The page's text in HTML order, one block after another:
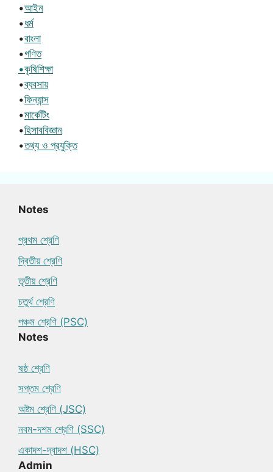
•আইন
•ধর্ম
•বাংলা
•গণিত
•কৃষিশিক্ষা
•ব্যবসায়
•ফিন্যান্স
•মার্কেটিং
•হিসাববিজ্ঞান
•তথ্য ও প্রযুক্তি
Notes
প্রথম শ্রেণি
দ্বিতীয় শ্রেণি
তৃতীয় শ্রেণি
চতুর্থ শ্রেণি
পঞ্চম শ্রেণি (PSC)
Notes
ষষ্ঠ শ্রেণি
সপ্তম শ্রেণি
অষ্টম শ্রেণি (JSC)
নবম-দশম শ্রেণি (SSC)
একাদশ-দ্বাদশ (HSC)
Admin